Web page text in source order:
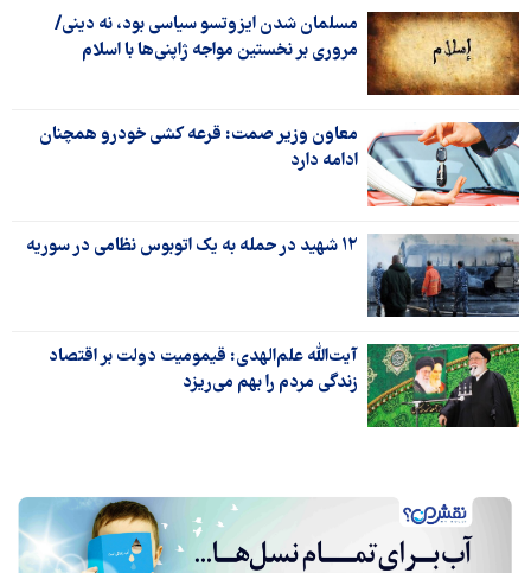
مسلمان شدن ایزوتسو سیاسی بود، نه دینی/
مروری بر نخستین مواجه ژاپنی‌ها با اسلام
معاون وزیر صمت: قرعه کشی خودرو همچنان
ادامه دارد
۱۲ شهید در حمله به یک اتوبوس نظامی در سوریه
آیت‌الله علم‌الهدی: قیمومیت دولت بر اقتصاد
زندگی مردم را بهم می‌ریزد